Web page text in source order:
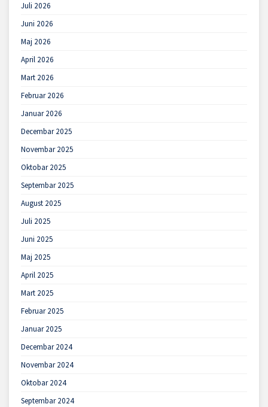
Juli 2026
Juni 2026
Maj 2026
April 2026
Mart 2026
Februar 2026
Januar 2026
Decembar 2025
Novembar 2025
Oktobar 2025
Septembar 2025
August 2025
Juli 2025
Juni 2025
Maj 2025
April 2025
Mart 2025
Februar 2025
Januar 2025
Decembar 2024
Novembar 2024
Oktobar 2024
Septembar 2024